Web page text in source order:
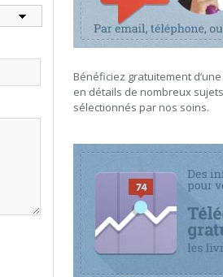
Bénéficiez gratuitement
en détails de nombreux
sélectionnés par nos soins.